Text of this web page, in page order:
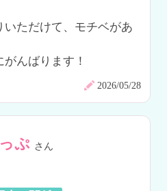
ただけて、モチベがあ
んばります！
2026/05/28
ぷ さん